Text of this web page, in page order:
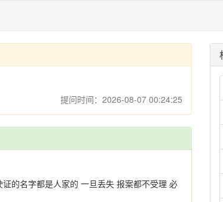
提问时间：2026-08-07 00:24:25
的名字都是人家的 一旦丢失 报案都不受理 必